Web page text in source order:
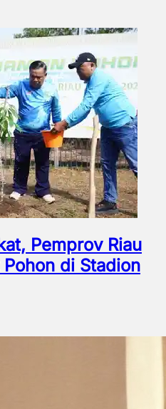
Pemprov Riau
di Stadion